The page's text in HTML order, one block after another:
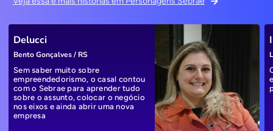
Delucci
Bento Gonçalves / RS
Sem saber muito sobre
empreendedorismo, o casal contou
com o Sebrae para aprender tudo
sobre o assunto, colocar o negócio
nos eixos e ainda abrir uma nova
empresa